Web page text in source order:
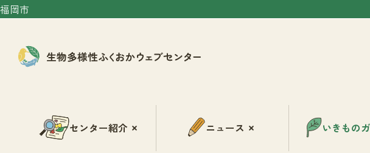
福岡市
センター紹介 ニュース いきもの